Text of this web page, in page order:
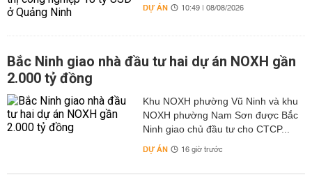
DỰ ÁN 10:49 | 08/08/2026
Bắc Ninh giao nhà đầu tư hai dự án NOXH gần
2.000 tỷ đồng
Khu NOXH phường Vũ Ninh và khu
NOXH phường Nam Sơn được Bắc
Ninh giao chủ đầu tư cho CTCP...
DỰ ÁN 16 giờ trước